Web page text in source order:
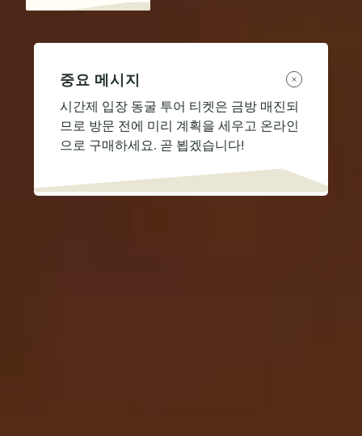
중요 메시지
시간제 입장 동굴 투어 티켓은 금방 매진되
므로 방문 전에 미리 계획을 세우고 온라인
으로 구매하세요. 곧 뵙겠습니다!